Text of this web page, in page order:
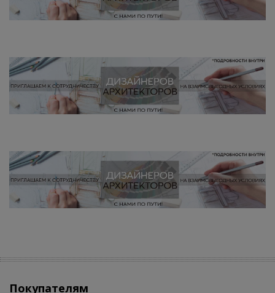
Покупателям